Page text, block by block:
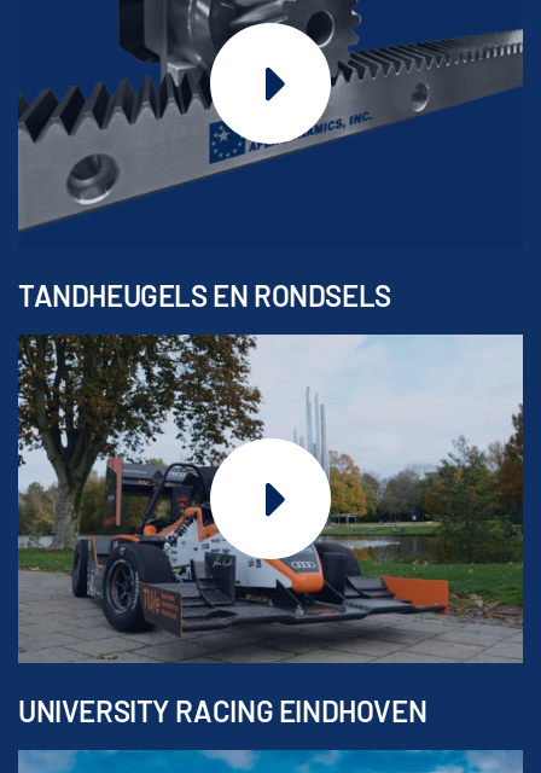
TANDHEUGELS EN RONDSELS
UNIVERSITY RACING EINDHOVEN